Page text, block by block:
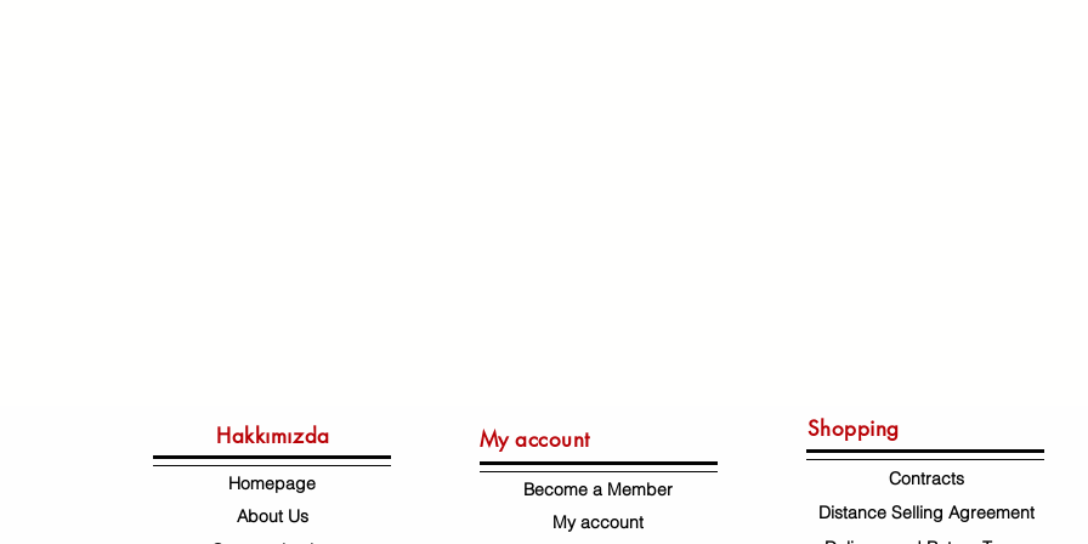
Hakkımızda
Homepage
About Us
My account
Become a Member
My account
Shopping
Contracts
Distance Selling Agreement